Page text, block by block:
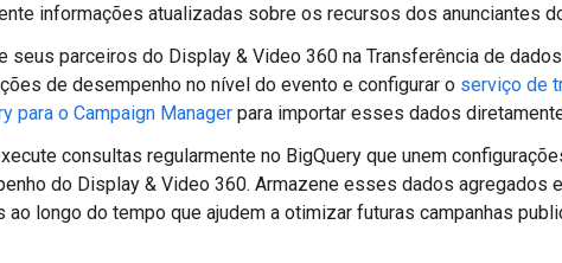
informações atualizadas sobre os recursos dos anunciantes
seus parceiros do Display & Video 360 na Transferência de
de desempenho no nível do evento e configurar o serviço de
para o Campaign Manager para importar esses dados
consultas regularmente no BigQuery que unem
do Display & Video 360. Armazene esses dados agregados
ao longo do tempo que ajudem a otimizar futuras campanhas